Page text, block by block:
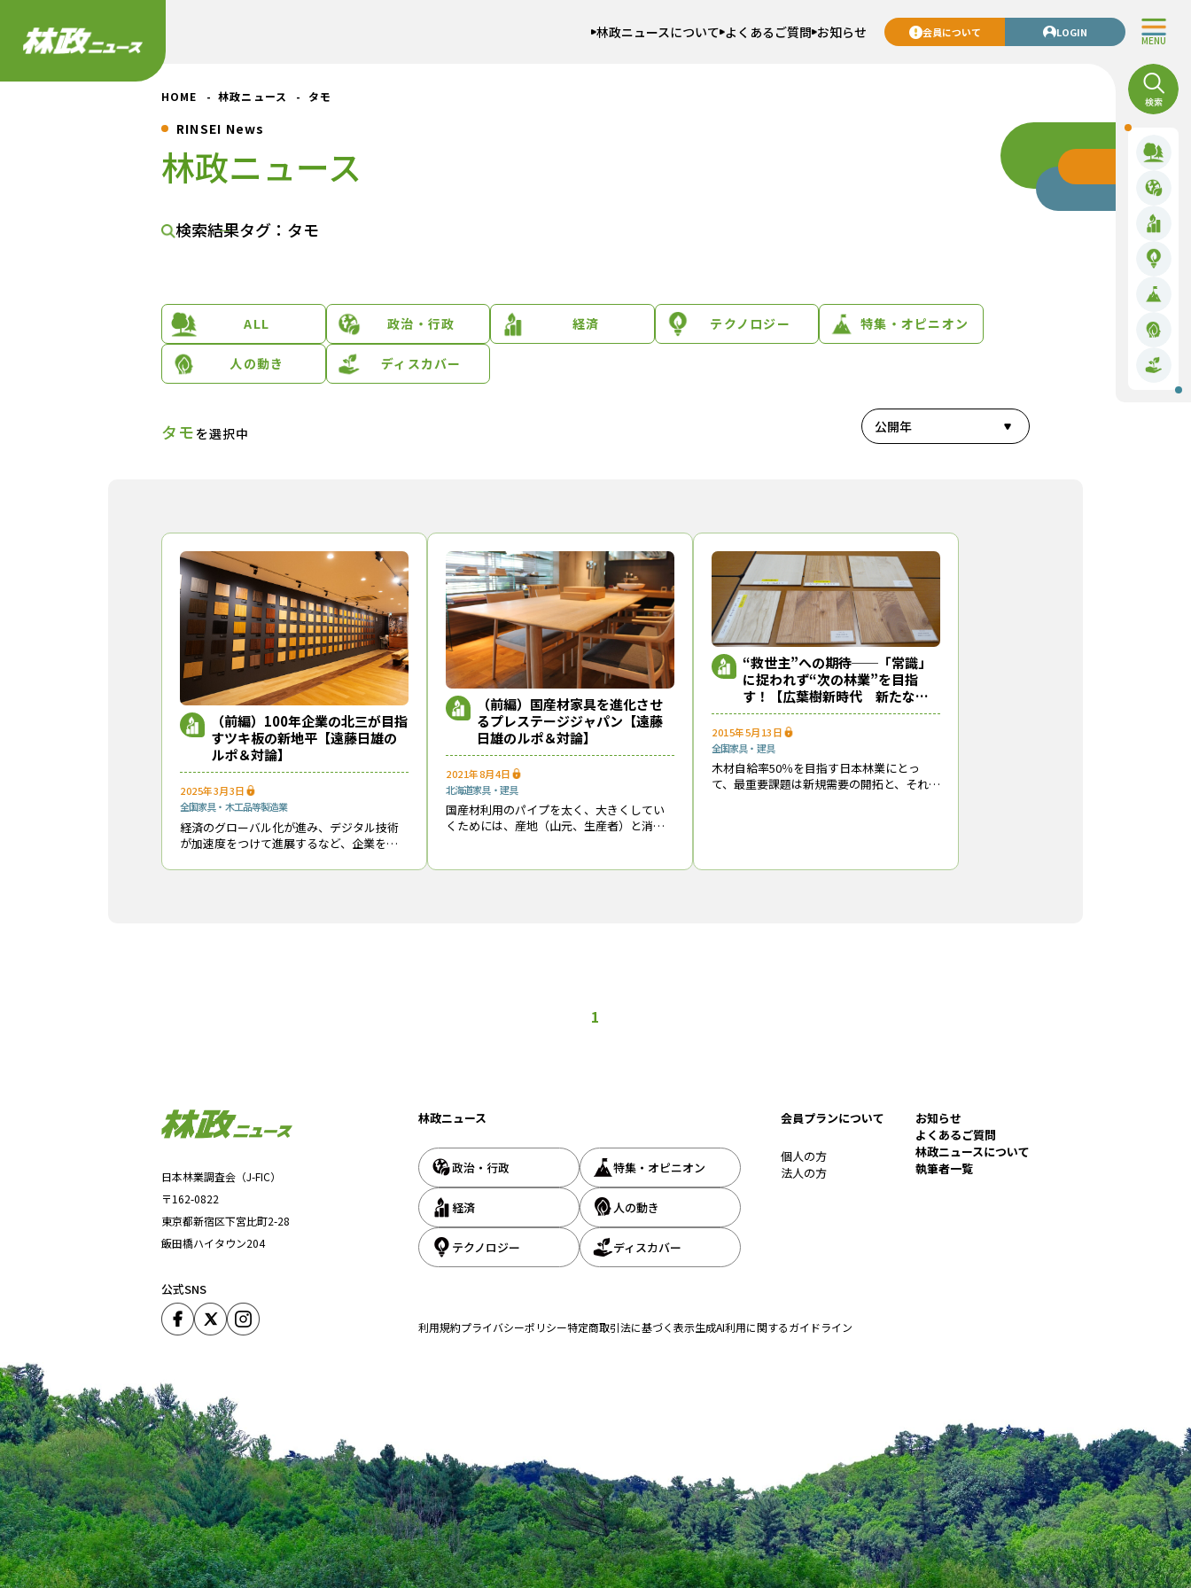
MENU
林政ニュースについて よくあるご質問 お知らせ 会員について LOGIN
HOME 林政ニュース タモ
RINSEI News
林政ニュース
検索結果タグ：タモ
ALL 政治・行政 経済 テクノロジー 特集・オピニオン
人の動き ディスカバー
タモ を選択中 公開年
（前編）100年企業の北三が目指
すツキ板の新地平【遠藤日雄の
ルポ＆対論】
2025年3月3日
全国家具・木工品等製造業
経済のグローバル化が進み、デジタル技術
が加速度をつけて進展するなど、企業を取
る。昔から企業を存続させるカギは“変化へ
（前編）国産材家具を進化させ
るプレステージジャパン【遠藤
日雄のルポ＆対論】
2021年8月4日
北海道家具・建具
国産材利用のパイプを太く、大きくしてい
くためには、産地（山元、生産者）と消費
生産者は苦労してつくったものをできるだ
“救世主”への期待──「常識」
に捉われず“次の林業”を目指
す！【広葉樹新時代 新たな資
源と市場が動き出す①】
2015年5月13日
全国家具・建具
木材自給率50％を目指す日本林業にとっ
て、最重要課題は新規需要の開拓と、それに
1
日本林業調査会（J-FIC）
〒162-0822
東京都新宿区下宮比町2-28
飯田橋ハイタウン204
公式SNS
林政ニュース
政治・行政 特集・オピニオン
経済 人の動き
テクノロジー ディスカバー
会員プランについて
個人の方
法人の方
お知らせ
よくあるご質問
林政ニュースについて
執筆者一覧
利用規約プライバシーポリシー特定商取引法に基づく表示生成AI利用に関するガイドライン